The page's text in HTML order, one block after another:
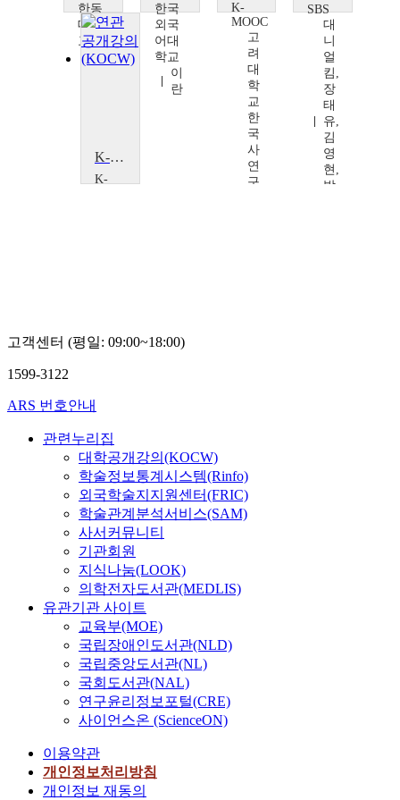
한동
대학
교
허
한국
외국
어대
학교
이
란
K-
MOOC
고
려
대
학
교
한
국
사
연
구
SBS
대
니
얼
킴,
장
태
유,
김
영
현,
박
K-드라마로 배우는 한국어 의사소통의 기초
K-
·
스
츠
연
구
소
이
정
희
고객센터 (평일: 09:00~18:00)
1599-3122
ARS 번호안내
관련누리집
대학공개강의(KOCW)
학술정보통계시스템(Rinfo)
외국학술지지원센터(FRIC)
학술관계분석서비스(SAM)
사서커뮤니티
기관회원
지식나눔(LOOK)
의학전자도서관(MEDLIS)
유관기관 사이트
교육부(MOE)
국립장애인도서관(NLD)
국립중앙도서관(NL)
국회도서관(NAL)
연구윤리정보포털(CRE)
사이언스온 (ScienceON)
이용약관
개인정보처리방침
개인정보 재동의